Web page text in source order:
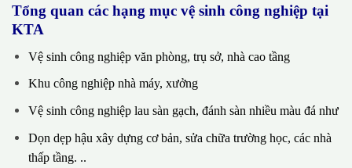
Tổng quan các hạng mục vệ sinh công nghiệp tại
KTA
Vệ sinh công nghiệp văn phòng, trụ sở, nhà cao tầng
Khu công nghiệp nhà máy, xưởng
Vệ sinh công nghiệp lau sàn gạch, đánh sàn nhiều màu đá như
Dọn dẹp hậu xây dựng cơ bản, sửa chữa trường học, các nhà
thấp tầng. ..